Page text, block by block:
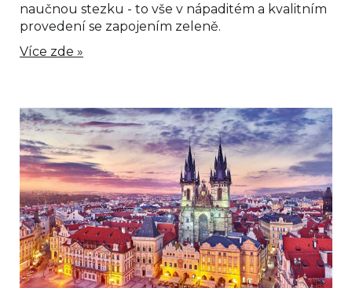
naučnou stezku - to vše v nápaditém a kvalitním
provedení se zapojením zeleně.
Více zde »